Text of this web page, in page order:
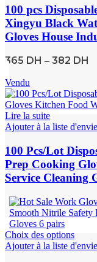
100 pcs
Xingyu Black
Gloves House
365 DH – 382 DH
Vendu
Lire la suite
Ajouter à la liste
100 Pcs/Lot
Prep Cooking
Service Cleaning
Choix des options
Ajouter à la liste